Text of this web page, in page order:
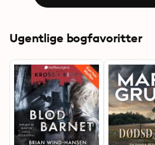
Ugentlige bogfavoritter